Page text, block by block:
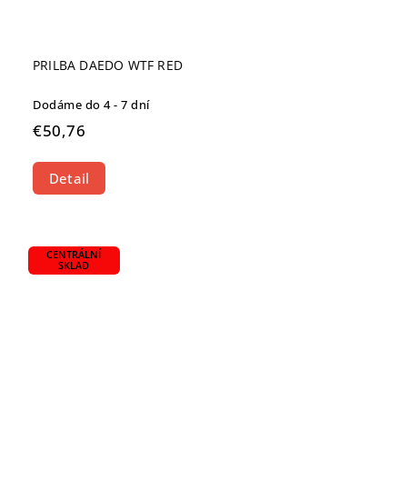
PRILBA DAEDO WTF RED
Dodáme do 4 - 7 dní
€50,76
Detail
CENTRÁLNÍ
SKLAD